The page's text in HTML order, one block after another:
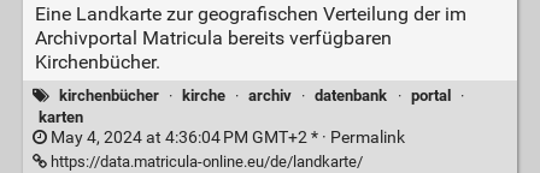
Eine Landkarte zur geografischen Verteilung der im
Archivportal Matricula bereits verfügbaren
Kirchenbücher.
kirchenbücher · kirche · archiv · datenbank · portal
·
karten
May 4, 2024 at 4:36:04 PM GMT+2 * · Permalink
https://data.matricula-online.eu/de/landkarte/